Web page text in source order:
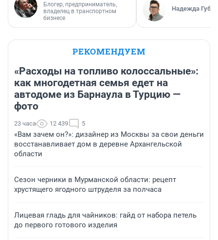
Блогер, предприниматель,
владелец в транспортном
бизнесе
Надежда
РЕКОМЕНДУЕМ
«Расходы на топливо колоссальные»:
как многодетная семья едет на
автодоме из Барнаула в Турцию —
фото
23 часа 12 439 5
«Вам зачем он?»: дизайнер из Москвы за свои деньги
восстанавливает дом в деревне Архангельской
области
Сезон черники в Мурманской области: рецепт
хрустящего ягодного штруделя за полчаса
Лицевая гладь для чайников: гайд от набора петель
до первого готового изделия